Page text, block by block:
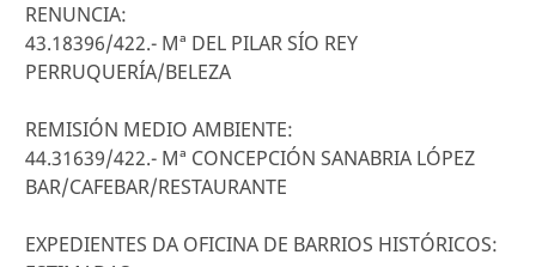
RENUNCIA:
43.18396/422.- Mª DEL PILAR SÍO REY
PERRUQUERÍA/BELEZA
REMISIÓN MEDIO AMBIENTE:
44.31639/422.- Mª CONCEPCIÓN SANABRIA LÓPEZ
BAR/CAFEBAR/RESTAURANTE
EXPEDIENTES DA OFICINA DE BARRIOS HISTÓRICOS: